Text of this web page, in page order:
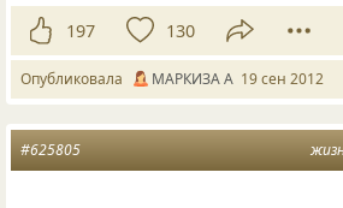
197 130
Опубликовала МАРКИЗА А 19 сен 2012
#625805